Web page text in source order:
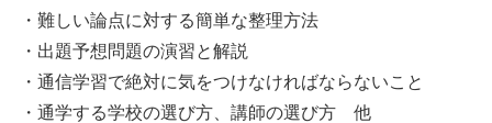
・難しい論点に対する簡単な整理方法
・出題予想問題の演習と解説
・通信学習で絶対に気をつけなければならないこと
・通学する学校の選び方、講師の選び方 他